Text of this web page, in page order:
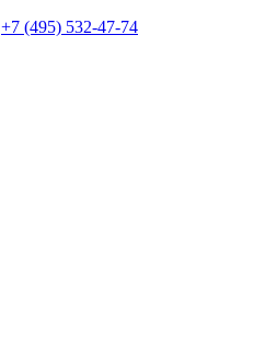
+7 (495) 532-47-74